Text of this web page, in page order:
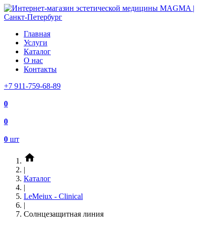
Главная
Услуги
Каталог
О нас
Контакты
+7 911-759-68-89
0
0
0 шт
home
|
Каталог
|
LeMeiux - Clinical
|
Солнцезащитная линия